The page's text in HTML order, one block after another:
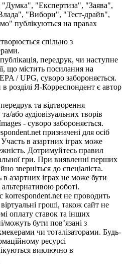
"Експертиза", "Заява",
"Вибори", "Тест-драйв",
публікуються на правах
спільно з
передрук, чи наступне
що містить посилання на
/ UPG, суворо забороняється.
розділі Я-Корреспондент є автор
та відтворення
або аудіовізуальних творів
- суворо забороняється.
призначені для осіб
в азартних іграх може
Дотримуйтесь правил
гри. При виявленні перших
зверніться до спеціаліста.
азартних іграх не може бути
роботі.
korrespondent.net не проводить
гроші, також сайт не
оплату ставок та інших
можуть бути пов’язані з
чи тоталізаторами. Будь-
ресурсі
виключно в